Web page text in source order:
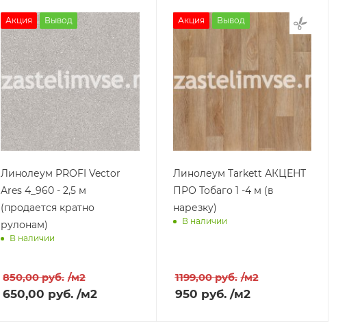
Акция Вывод
Линолеум PROFI Vector
Ares 4_960 - 2,5 м
(продается кратно
рулонам)
В наличии
850,00 руб. /м2
650,00 руб. /м2
Акция Вывод
Линолеум Tarkett АКЦЕНТ
ПРО Тобаго 1 -4 м (в
нарезку)
В наличии
1199,00 руб. /м2
950 руб. /м2